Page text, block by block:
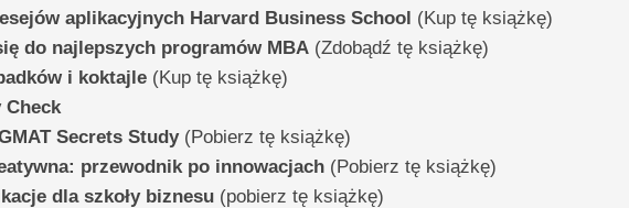
aplikacyjnych Harvard Business School (Kup tę książkę)
do najlepszych programów MBA(Zdobądź tę książkę)
i koktajle(Kup tę książkę)
Check
Secrets Study(Pobierz tę książkę)
przewodnik po innowacjach(Pobierz tę książkę)
dla szkoły biznesu(pobierz tę książkę)